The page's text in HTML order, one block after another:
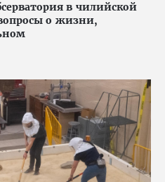
в чилийской
о жизни,